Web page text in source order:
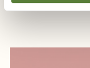
HAUTOMINEN